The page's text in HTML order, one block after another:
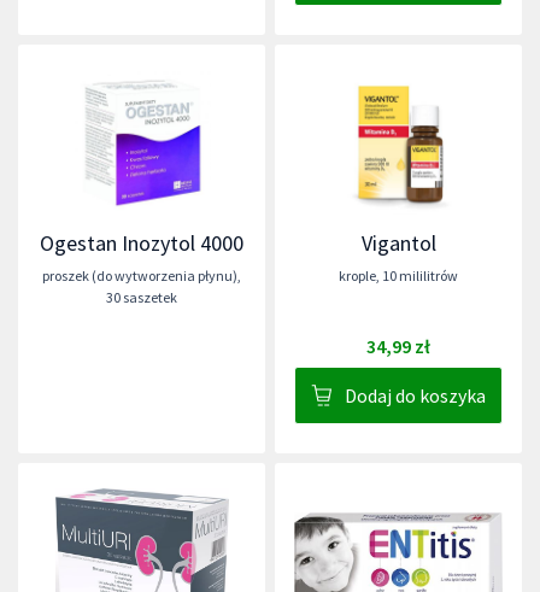
Ogestan Inozytol 4000
proszek (do wytworzenia płynu),
30 saszetek
Vigantol
krople, 10 mililitrów
34,99 zł
Dodaj do koszyka